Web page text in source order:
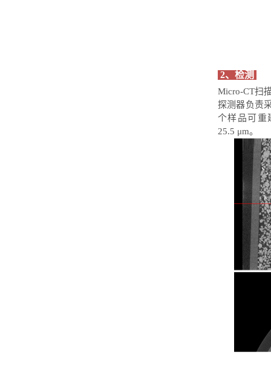
2、检测
Micro-CT扫
探测器负责
个样品可重
25.5 μm。